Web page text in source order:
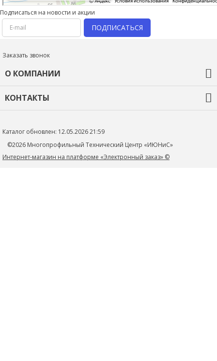
Подписаться на новости и акции
ПОДПИСАТЬСЯ
Заказать звонок
О КОМПАНИИ
О компании
Оплата и доставка
Гарантия и возврат
Контакты
Политика конфиденциальности
КОНТАКТЫ
mtc_1@rambler.ru
352705, Краснодарский край, Тимашевский р-н, г.Тимашевск,
Каталог обновлен: 12.05.2026 21:59
©2026 Многопрофильный Технический Центр «ИЮНиС»
Интернет-магазин на платформе «Электронный заказ» ©